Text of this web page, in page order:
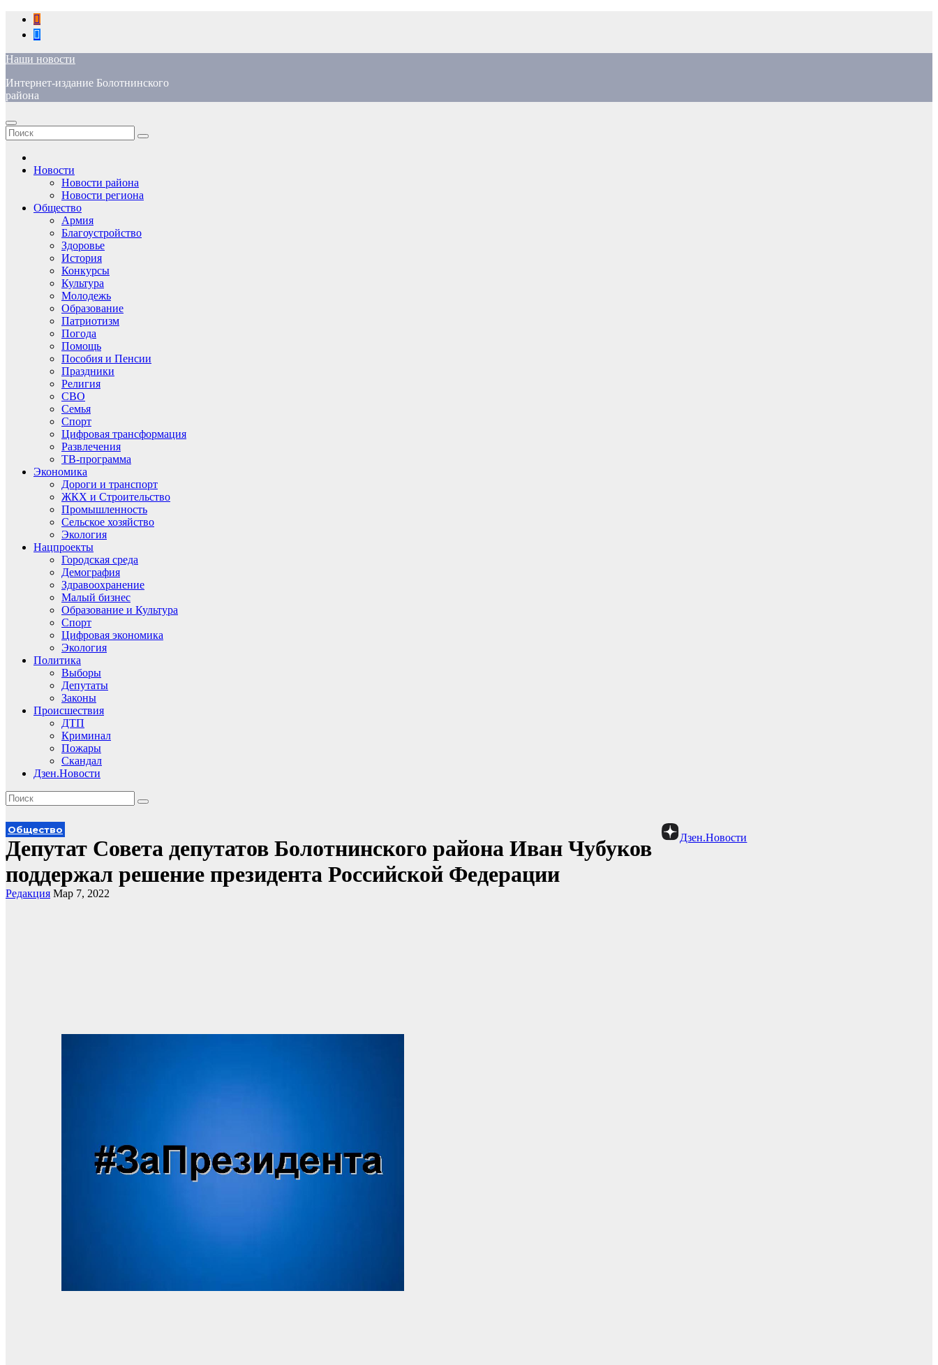
Перейти
содержимому
Наши новости
Интернет-издание Болотнинского
района
Новости
Новости района
Новости региона
Общество
Армия
Благоустройство
Здоровье
История
Конкурсы
Культура
Молодежь
Образование
Патриотизм
Погода
Помощь
Пособия и Пенсии
Праздники
Религия
СВО
Семья
Спорт
Цифровая трансформация
Развлечения
ТВ-программа
Экономика
Дороги и транспорт
ЖКХ и Строительство
Промышленность
Сельское хозяйство
Экология
Нацпроекты
Городская среда
Демография
Здравоохранение
Малый бизнес
Образование и Культура
Спорт
Цифровая экономика
Экология
Политика
Выборы
Депутаты
Законы
Происшествия
ДТП
Криминал
Пожары
Скандал
Дзен.Новости
Дзен.Новости
Общество
Депутат Совета депутатов Болотнинского района Иван Чубуков
поддержал решение президента Российской Федерации
Редакция Мар 7, 2022